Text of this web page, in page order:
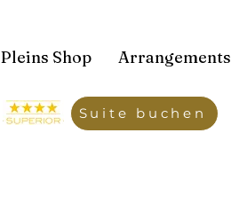
Pleins Shop Arrangements
Suite buchen